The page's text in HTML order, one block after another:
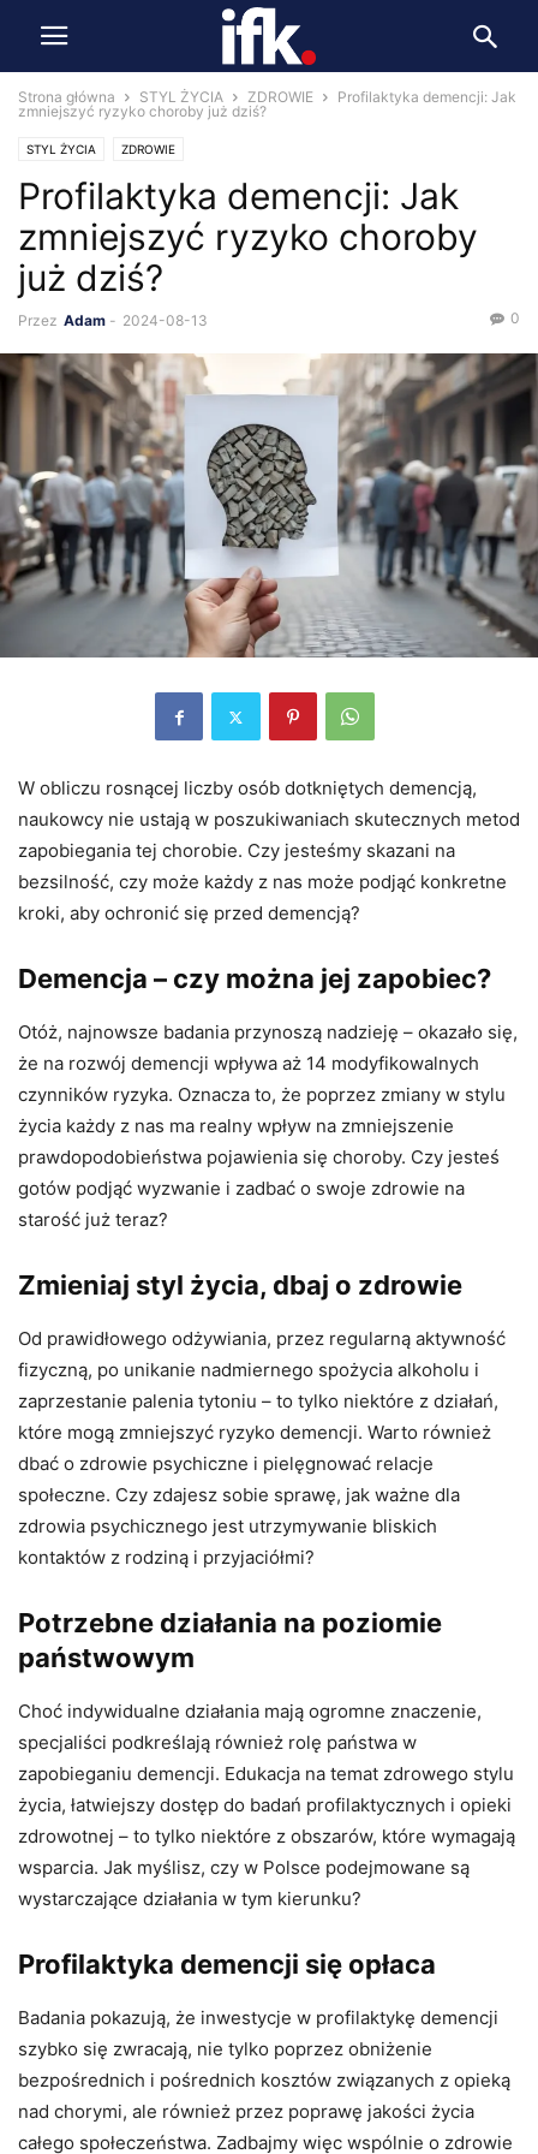
Strona główna STYL ŻYCIA ZDROWIE
Profilaktyka demencji: Jak
zmniejszyć ryzyko choroby już dziś?
STYL ŻYCIA ZDROWIE
Profilaktyka demencji: Jak
zmniejszyć ryzyko choroby
już dziś?
Przez Adam - 2024-08-13 0
W obliczu rosnącej liczby osób dotkniętych demencją,
naukowcy nie ustają w poszukiwaniach skutecznych metod
zapobiegania tej chorobie. Czy jesteśmy skazani na
bezsilność, czy może każdy z nas może podjąć konkretne
kroki, aby ochronić się przed demencją?
Demencja – czy można jej zapobiec?
Otóż, najnowsze badania przynoszą nadzieję – okazało się,
że na rozwój demencji wpływa aż 14 modyfikowalnych
czynników ryzyka. Oznacza to, że poprzez zmiany w stylu
życia każdy z nas ma realny wpływ na zmniejszenie
prawdopodobieństwa pojawienia się choroby. Czy jesteś
gotów podjąć wyzwanie i zadbać o swoje zdrowie na
starość już teraz?
Zmieniaj styl życia, dbaj o zdrowie
Od prawidłowego odżywiania, przez regularną aktywność
fizyczną, po unikanie nadmiernego spożycia alkoholu i
zaprzestanie palenia tytoniu – to tylko niektóre z działań,
które mogą zmniejszyć ryzyko demencji. Warto również
dbać o zdrowie psychiczne i pielęgnować relacje
społeczne. Czy zdajesz sobie sprawę, jak ważne dla
zdrowia psychicznego jest utrzymywanie bliskich
kontaktów z rodziną i przyjaciółmi?
Potrzebne działania na poziomie
państwowym
Choć indywidualne działania mają ogromne znaczenie,
specjaliści podkreślają również rolę państwa w
zapobieganiu demencji. Edukacja na temat zdrowego stylu
życia, łatwiejszy dostęp do badań profilaktycznych i opieki
zdrowotnej – to tylko niektóre z obszarów, które wymagają
wsparcia. Jak myślisz, czy w Polsce podejmowane są
wystarczające działania w tym kierunku?
Profilaktyka demencji się opłaca
Badania pokazują, że inwestycje w profilaktykę demencji
szybko się zwracają, nie tylko poprzez obniżenie
bezpośrednich i pośrednich kosztów związanych z opieką
nad chorymi, ale również przez poprawę jakości życia
całego społeczeństwa. Zadbajmy więc wspólnie o zdrowie